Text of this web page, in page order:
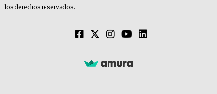
los derechos reservados.